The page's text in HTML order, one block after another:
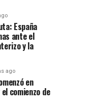
España
ante el
y la
ago
en
comienzo de